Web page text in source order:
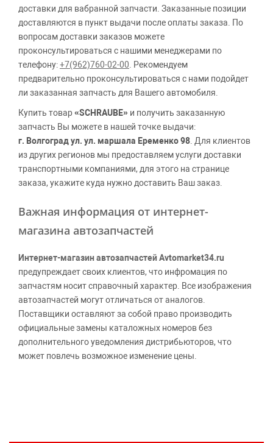
доставки для вабранной запчасти. Заказанные позиции
доставляются в пункт выдачи после оплаты заказа. По
вопросам доставки заказов можете
проконсультироваться с нашими менеджерами по
телефону:+7(962)760-02-00 . Рекомендуем
предварительно проконсультироваться с нами подойдет
ли заказанная запчасть для Вашего автомобиля.
Купить товар«SCHRAUBE» и получить заказанную
запчасть Вы можете в нашей точке выдачи:
г. Волгоград ул. ул. маршала Еременко 98 . Для клиентов
из других регионов мы предоставляем услуги доставки
транспортными компаниями, для этого на странице
заказа, укажите куда нужно доставить Ваш заказ.
Важная информация от интернет-
магазина автозапчастей
Интернет-магазин автозапчастей Avtomarket34.ru
предупреждает своих клиентов, что инфромация по
запчастям носит справочный характер. Все изображения
автозапчастей могут отличаться от аналогов.
Поставщики оставляют за собой право производить
официальные замены каталожных номеров без
дополнительного уведомления дистрибьюторов, что
может повлечь возможное изменение цены.